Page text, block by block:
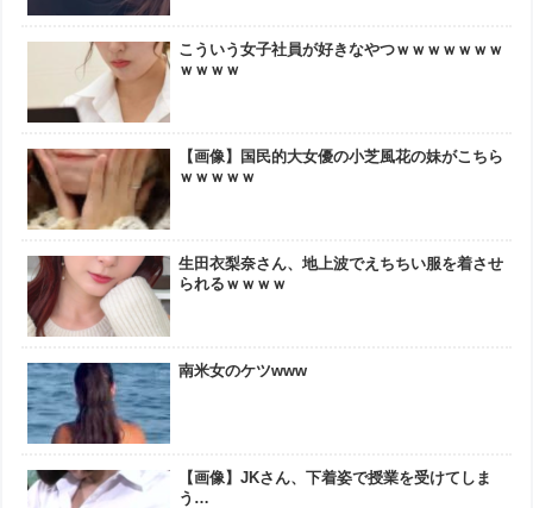
こういう女子社員が好きなやつｗｗｗｗｗｗｗ
ｗｗｗｗ
【画像】国民的大女優の小芝風花の妹がこちら
ｗｗｗｗｗ
生田衣梨奈さん、地上波でえちちい服を着させ
られるｗｗｗｗ
南米女のケツwww
【画像】JKさん、下着姿で授業を受けてしま
う…